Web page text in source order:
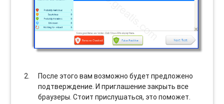
После этого вам возможно будет предложено
подтверждение. И приглашение закрыть все
браузеры. Стоит прислушаться, это поможет.